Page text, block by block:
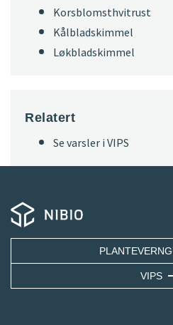
Korsblomsthvitrust
Kålbladskimmel
Løkbladskimmel
Relatert
Se varsler i VIPS
VIPS